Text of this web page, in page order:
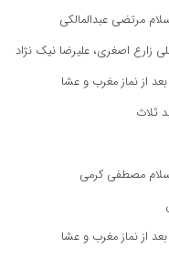
مرتضی عبدالمالکی
زارع اصغری، علیرضا نیک نژاد
ثلاث
مصطفی کرمی